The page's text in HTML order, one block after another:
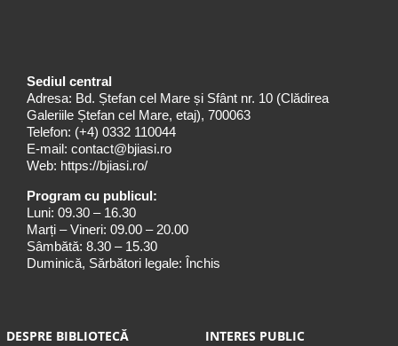
Sediul central
Adresa: Bd. Ștefan cel Mare și Sfânt nr. 10 (Clădirea
Galeriile Ștefan cel Mare, etaj), 700063
Telefon: (+4) 0332 110044
E-mail: contact@bjiasi.ro
Web: https://bjiasi.ro/
Program cu publicul:
Luni: 09.30 – 16.30
Marți – Vineri: 09.00 – 20.00
Sâmbătă: 8.30 – 15.30
Duminică, Sărbători legale: Închis
DESPRE BIBLIOTECĂ INTERES PUBLIC